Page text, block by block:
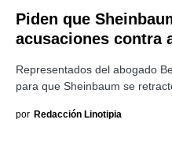
Piden que
acusaciones contra
Representados del abogado
para que Sheinbaum se
por Redacción Linotipia